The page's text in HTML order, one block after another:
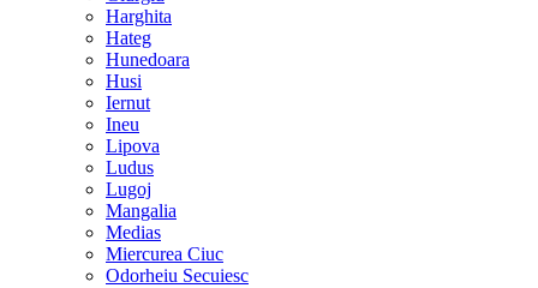
Harghita
Hateg
Hunedoara
Husi
Iernut
Ineu
Lipova
Ludus
Lugoj
Mangalia
Medias
Miercurea Ciuc
Odorheiu Secuiesc